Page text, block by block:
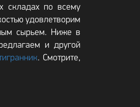
складах по всему
удовлетворим
сырьем. Ниже в
и другой
. Смотрите,